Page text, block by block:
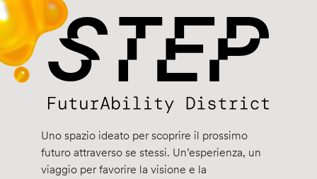
Uno spazio ideato per scoprire il prossimo
futuro attraverso se stessi. Un’esperienza, un
viaggio per favorire la visione e la